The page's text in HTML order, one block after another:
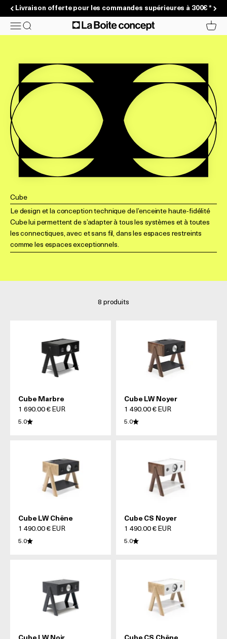
Passer au contenu
Livraison offerte pour les commandes supérieures à 300€ *
MenuRecherche La Boite concept Panier
Cube
Le design et la conception technique de l’enceinte haute-fidélité
Cube lui permettent de s’adapter à tous les systèmes et à toutes
les connectiques, avec et sans fil, dans les espaces restreints
comme les espaces exceptionnels.
8 produits
Cube Marbre
Prix de vente
1 690.00 € EUR
5.0
Cube LW Noyer
Prix de vente
1 490.00 € EUR
5.0
Cube LW Chêne
Prix de vente
1 490.00 € EUR
5.0
Cube CS Noyer
Prix de vente
1 490.00 € EUR
5.0